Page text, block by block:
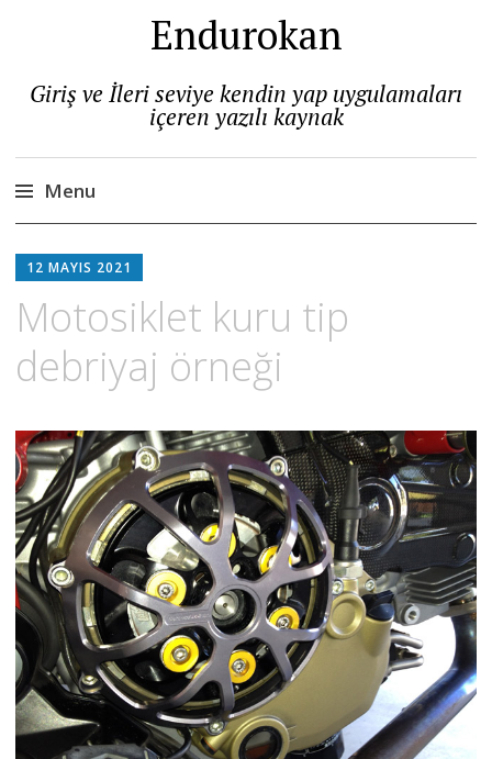
Endurokan
Giriş ve İleri seviye kendin yap uygulamaları
içeren yazılı kaynak
Menu
to
12 MAYIS 2021
Motosiklet kuru tip
debriyaj örneği